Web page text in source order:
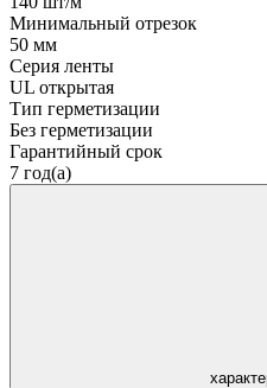
Минимальный отрезок
50 мм
Серия ленты
UL открытая
Тип герметизации
Без герметизации
Гарантийный срок
7 год(а)